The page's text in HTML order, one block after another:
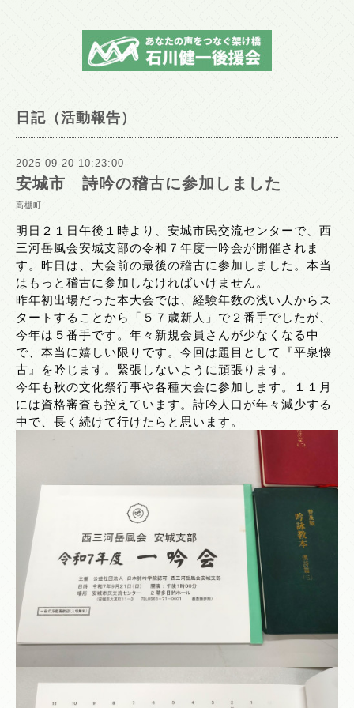
日記（活動報告）
2025-09-20 10:23:00
安城市 詩吟の稽古に参加しました
高棚町
明日２１日午後１時より、安城市民交流センターで、西
三河岳風会安城支部の令和７年度一吟会が開催されま
す。昨日は、大会前の最後の稽古に参加しました。本当
はもっと稽古に参加しなければいけません。
昨年初出場だった本大会では、経験年数の浅い人からス
タートすることから「５７歳新人」で２番手でしたが、
今年は５番手です。年々新規会員さんが少なくなる中
で、本当に嬉しい限りです。今回は題目として『平泉懐
古』を吟じます。緊張しないように頑張ります。
今年も秋の文化祭行事や各種大会に参加します。１１月
には資格審査も控えています。詩吟人口が年々減少する
中で、長く続けて行けたらと思います。